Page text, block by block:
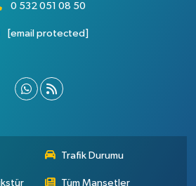
0 532 051 08 50
[email protected]
Trafik Durumu
Tüm Manşetler